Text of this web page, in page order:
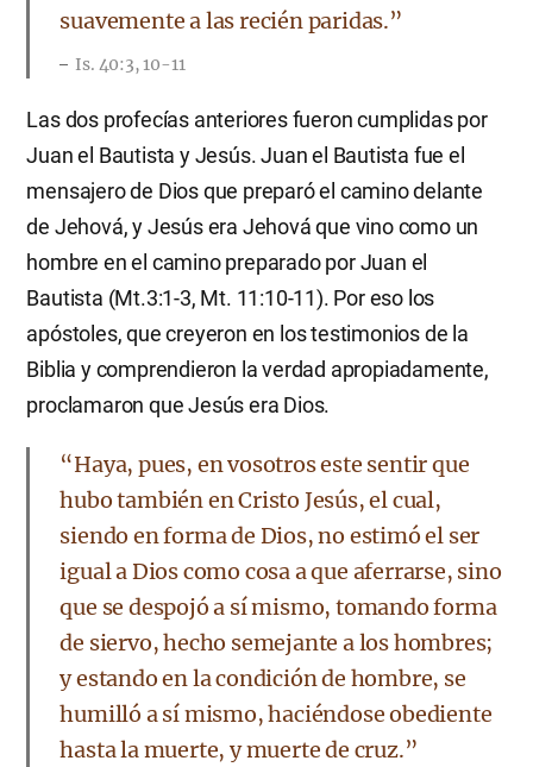
suavemente a las recién paridas.”
Is. 40:3, 10-11
Las dos profecías anteriores fueron cumplidas por
Juan el Bautista y Jesús. Juan el Bautista fue el
mensajero de Dios que preparó el camino delante
de Jehová, y Jesús era Jehová que vino como un
hombre en el camino preparado por Juan el
Bautista (Mt.3:1-3, Mt. 11:10-11). Por eso los
apóstoles, que creyeron en los testimonios de la
Biblia y comprendieron la verdad apropiadamente,
proclamaron que Jesús era Dios.
​“Haya, pues, en vosotros este sentir que
hubo también en Cristo Jesús, el cual,
siendo en forma de Dios, no estimó el ser
igual a Dios como cosa a que aferrarse, sino
que se despojó a sí mismo, tomando forma
de siervo, hecho semejante a los hombres;
y estando en la condición de hombre, se
humilló a sí mismo, haciéndose obediente
hasta la muerte, y muerte de cruz.”